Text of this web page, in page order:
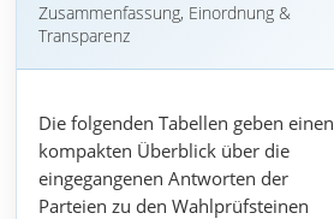
Zusammenfassung, Einordnung &
Transparenz
Die folgenden Tabellen geben einen
kompakten Überblick über die
eingegangenen Antworten der
Parteien zu den Wahlprüfsteinen